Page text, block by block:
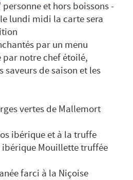
personne et hors boissons -
lundi midi la carte sera
par un menu
notre chef étoilé,
saveurs de saison et les
vertes de Mallemort
ibérique et à la truffe
ibérique Mouillette truffée
farci à la Niçoise